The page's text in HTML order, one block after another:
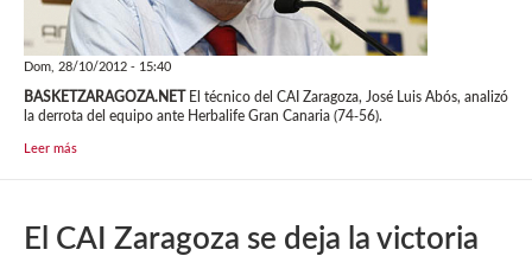
Dom, 28/10/2012 - 15:40
BASKETZARAGOZA.NET El técnico del CAI Zaragoza, José Luis Abós, analizó
la derrota del equipo ante Herbalife Gran Canaria (74-56).
Leer más
El CAI Zaragoza se deja la victoria